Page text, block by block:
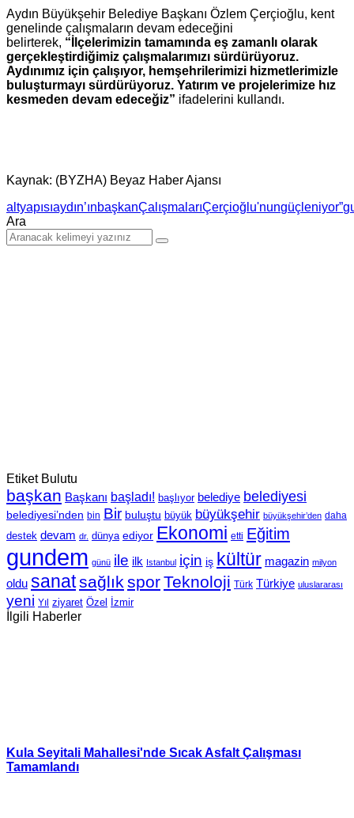
Aydın Büyükşehir Belediye Başkanı Özlem Çerçioğlu, kent
genelinde çalışmaların devam edeceğini
belirterek, “İlçelerimizin tamamında eş zamanlı olarak
gerçekleştirdiğimiz çalışmalarımızı sürdürüyoruz.
Aydınımız için çalışıyor, hemşehrilerimizi hizmetlerimizle
buluşturmayı sürdürüyoruz. Yatırım ve projelerimize hız
kesmeden devam edeceğiz” ifadelerini kullandı.
Kaynak: (BYZHA) Beyaz Haber Ajansı
altyapısıaydın’ınbaşkanÇalışmalarıÇerçioğlu'nungüçleniyor”
Ara
Etiket Bulutu
başkan Başkanı başladı! başlıyor belediye belediyesi
belediyesi’nden bin Bir buluştu büyük büyükşehir büyükşehir’den daha
destek devam dr. dünya ediyor Ekonomi etti Eğitim
gundem günü ile ilk Istanbul için iş kültür magazin milyon
oldu sanatsağlık sporTeknoloji Türk Türkiye uluslararası
yeni Yıl ziyaret Özel İzmir
İlgili Haberler
Kula Seyitali Mahallesi'nde Sıcak Asfalt Çalışması
Tamamlandı